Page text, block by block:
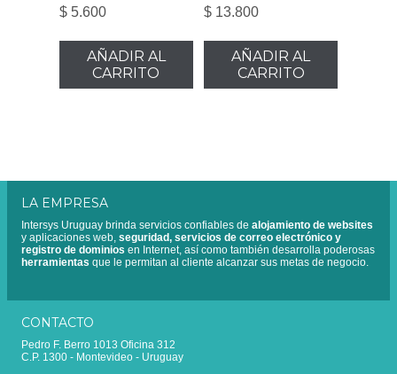
$ 5.600
AÑADIR AL
CARRITO
$ 13.800
AÑADIR AL
CARRITO
LA EMPRESA
Intersys Uruguay brinda servicios confiables de alojamiento de websites
y aplicaciones web, seguridad, servicios de correo electrónico y
registro de dominios en Internet, así como también desarrolla poderosas
herramientas que le permitan al cliente alcanzar sus metas de negocio.
CONTACTO
Pedro F. Berro 1013 Oficina 312
C.P. 1300 - Montevideo - Uruguay